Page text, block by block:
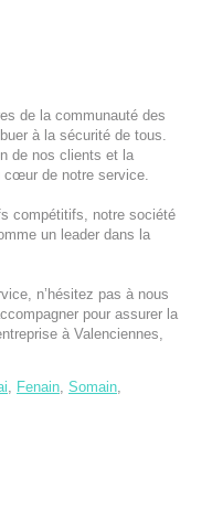
de la communauté des
à la sécurité de tous.
de nos clients et la
cœur de notre service.
compétitifs, notre société
un leader dans la
n’hésitez pas à nous
pour assurer la
à Valenciennes,
, Fenain, Somain,